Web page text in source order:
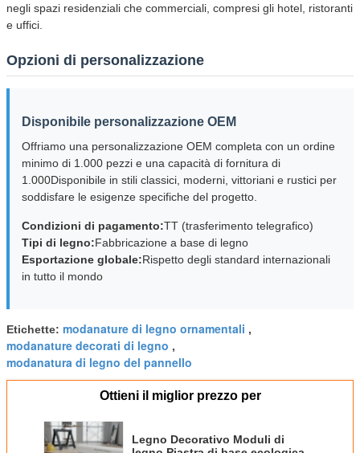
negli spazi residenziali che commerciali, compresi gli hotel, ristoranti
e uffici.
Opzioni di personalizzazione
Disponibile personalizzazione OEM
Offriamo una personalizzazione OEM completa con un ordine
minimo di 1.000 pezzi e una capacità di fornitura di
1.000Disponibile in stili classici, moderni, vittoriani e rustici per
soddisfare le esigenze specifiche del progetto.
Condizioni di pagamento:TT (trasferimento telegrafico)
Tipi di legno:Fabbricazione a base di legno
Esportazione globale:Rispetto degli standard internazionali
in tutto il mondo
Etichette: modanature di legno ornamentali ,
modanature decorati di legno ,
modanatura di legno del pannello
Ottieni il miglior prezzo per
Legno Decorativo Moduli di